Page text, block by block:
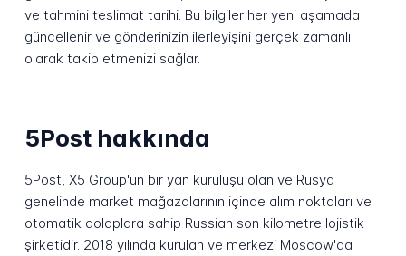
ve tahmini teslimat tarihi. Bu bilgiler her yeni aşamada
güncellenir ve gönderinizin ilerleyişini gerçek zamanlı
olarak takip etmenizi sağlar.
5Post hakkında
5Post, X5 Group'un bir yan kuruluşu olan ve Rusya
genelinde market mağazalarının içinde alım noktaları ve
otomatik dolaplara sahip Russian son kilometre lojistik
şirketidir. 2018 yılında kurulan ve merkezi Moscow'da